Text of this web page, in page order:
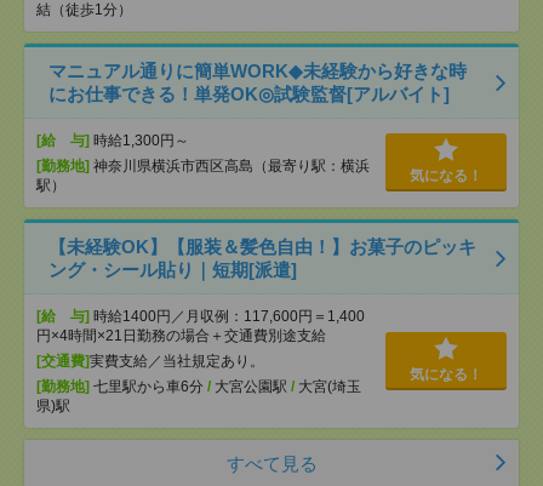
結（徒歩1分）
マニュアル通りに簡単WORK◆未経験から好きな時
にお仕事できる！単発OK◎試験監督[アルバイト]
[給 与] 時給1,300円～
[勤務地] 神奈川県横浜市西区高島（最寄り駅：横浜
駅）
気になる！
【未経験OK】【服装＆髪色自由！】お菓子のピッキ
ング・シール貼り｜短期[派遣]
[給 与] 時給1400円／月収例：117,600円＝1,400
円×4時間×21日勤務の場合＋交通費別途支給
[交通費]実費支給／当社規定あり。
[勤務地] 七里駅から車6分 / 大宮公園駅 / 大宮(埼玉
県)駅
気になる！
すべて見る